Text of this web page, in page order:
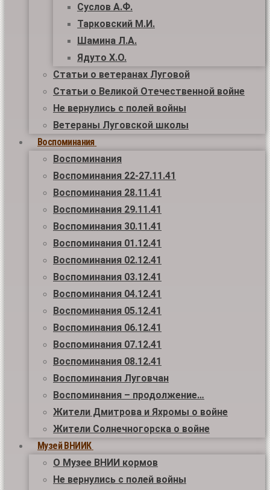
Суслов А.Ф.
Тарковский М.И.
Шамина Л.А.
Ядуто Х.О.
Статьи о ветеранах Луговой
Статьи о Великой Отечественной войне
Не вернулись с полей войны
Ветераны Луговской школы
Воспоминания
Воспоминания
Воспоминания 22-27.11.41
Воспоминания 28.11.41
Воспоминания 29.11.41
Воспоминания 30.11.41
Воспоминания 01.12.41
Воспоминания 02.12.41
Воспоминания 03.12.41
Воспоминания 04.12.41
Воспоминания 05.12.41
Воспоминания 06.12.41
Воспоминания 07.12.41
Воспоминания 08.12.41
Воспоминания Луговчан
Воспоминания – продолжение…
Жители Дмитрова и Яхромы о войне
Жители Солнечногорска о войне
Музей ВНИИК
О Музее ВНИИ кормов
Не вернулись с полей войны